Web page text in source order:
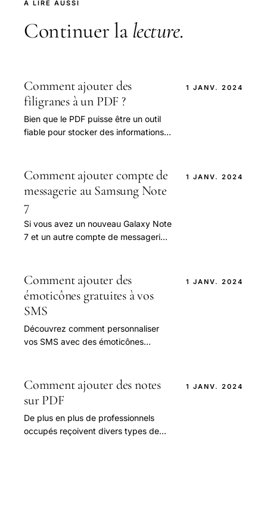
À LIRE AUSSI
Continuer la lecture.
Comment ajouter des
filigranes à un PDF ?
Bien que le PDF puisse être un outil
fiable pour stocker des informations,
documents sous.
1 JANV. 2024
Comment ajouter compte de
messagerie au Samsung Note
7
Si vous avez un nouveau Galaxy Note
7 et un autre compte de messagerie
1 JANV. 2024
Comment ajouter des
émoticônes gratuites à vos
SMS
Découvrez comment personnaliser
vos SMS avec des émoticônes
fun à vos messages !
1 JANV. 2024
Comment ajouter des notes
sur PDF
De plus en plus de professionnels
occupés reçoivent divers types de
1 JANV. 2024